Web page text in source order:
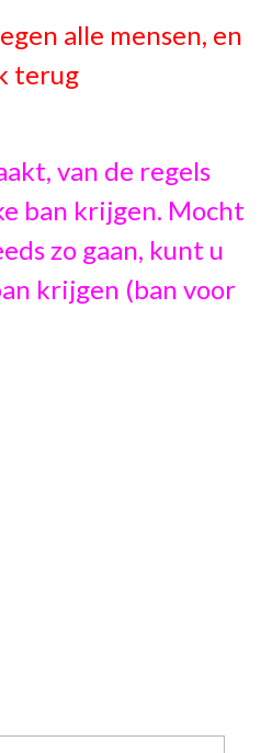
alle mensen, en
terug
van de regels
ban krijgen. Mocht
zo gaan, kunt u
krijgen (ban voor